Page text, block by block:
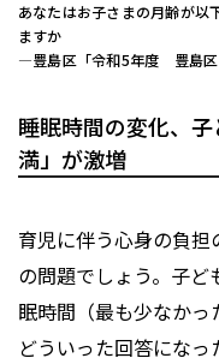
あなたはお子さまの月齢が以
ますか
―豊島区「令和5年度 豊島
睡眠時間の変化、
満」が激増
育児に伴う心身の負
の問題でしょう。子
眠時間（最も少なかっ
どういった回答になっ